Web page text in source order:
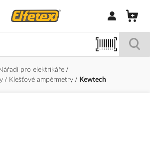
Přihlásit/
pro elektrikáře
Klešťové ampérmetry Kewtech